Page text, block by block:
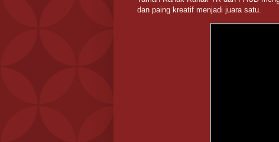
dan paing kreatif menjadi juara satu.